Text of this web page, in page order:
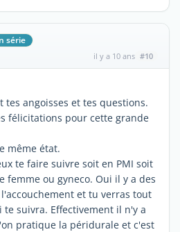
série
il y a 10 ans #10
tes angoisses et tes questions.
félicitations pour cette grande
même état.
te faire suivre soit en PMI soit
femme ou gyneco. Oui il y a des
et tu verras tout
te suivra. Effectivement il n'y a
pratique la péridurale et c'est